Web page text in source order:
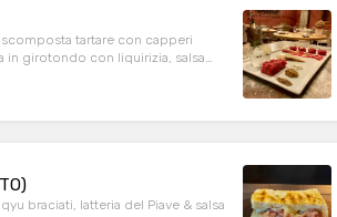
tartare con capperi
in girotondo con liquirizia, salsa
braciati, latteria del Piave & salsa